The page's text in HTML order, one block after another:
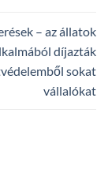
– az állatok
díjazták
sokat
vállalókat